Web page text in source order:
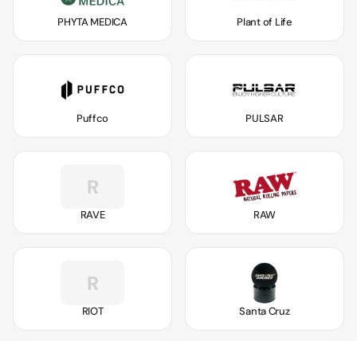
PHYTA MEDICA Plant of Life
Puffco PULSAR
R
RAVE RAW
R
RIOT Santa Cruz